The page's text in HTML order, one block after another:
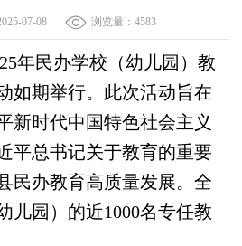
07-08 浏览量： 4583
年民办学校（幼儿园）教
如期举行。此次活动旨在
新时代中国特色社会主义
平总书记关于教育的重要
民办教育高质量发展。全
儿园）的近1000名专任教